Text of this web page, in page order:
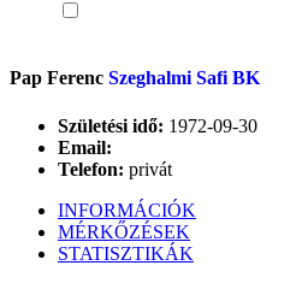
Pap Ferenc Szeghalmi Safi BK
Születési idő: 1972-09-30
Email:
Telefon: privát
INFORMÁCIÓK
MÉRKŐZÉSEK
STATISZTIKÁK